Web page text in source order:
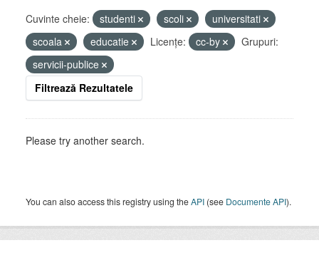
Cuvinte cheie: studenti scoli
universitati
scoala
educatie Licenţe: cc-by
Grupuri:
servicii-publice
Filtrează Rezultatele
Please try another search.
You can also access this registry using theAPI (see Documente API).